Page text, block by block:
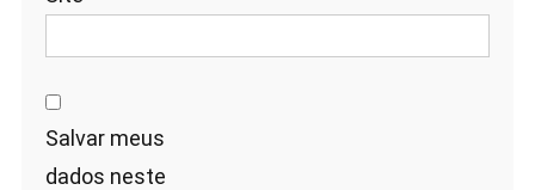
Salvar meus
dados neste